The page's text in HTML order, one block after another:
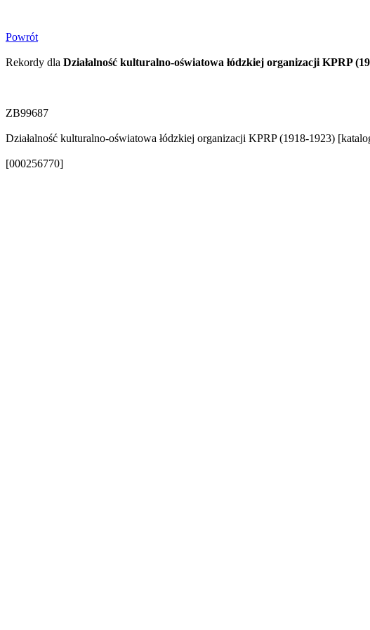
Powrót
Rekordy dla Działalność kulturalno-oświatowa łódzkiej organizacji KPRP
ZB99687
Działalność kulturalno-oświatowa łódzkiej organizacji KPRP (1918-1923)
[000256770]